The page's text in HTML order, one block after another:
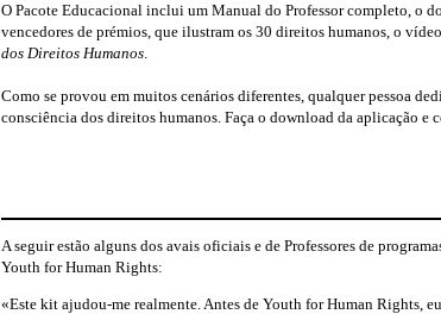
O Pacote Educacional inclui um Manual do Professor completo, o
vencedores de prémios, que ilustram os 30 direitos humanos, o
dos Direitos Humanos.
Como se provou em muitos cenários diferentes, qualquer pessoa
consciência dos direitos humanos. Faça o download da aplicação e
A seguir estão alguns dos avais oficiais e de Professores de
Youth for Human Rights:
«Este kit ajudou-me realmente. Antes de Youth for Human Rights,